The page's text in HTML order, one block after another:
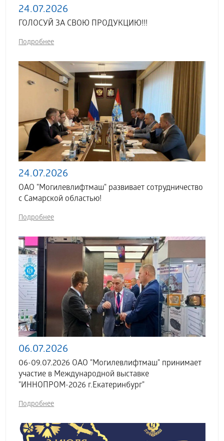
24.07.2026
ГОЛОСУЙ ЗА СВОЮ ПРОДУКЦИЮ!!!
Подробнее
24.07.2026
ОАО "Могилевлифтмаш" развивает сотрудничество
с Самарской областью!
Подробнее
06.07.2026
06-09.07.2026 ОАО "Могилевлифтмаш" принимает
участие в Международной выставке
"ИННОПРОМ-2026 г.Екатеринбург"
Подробнее